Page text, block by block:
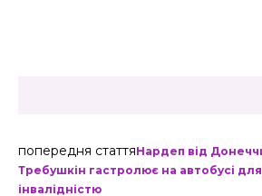
попередня статтяНардеп від
Требушкін гастролює на автобусі
інвалідністю